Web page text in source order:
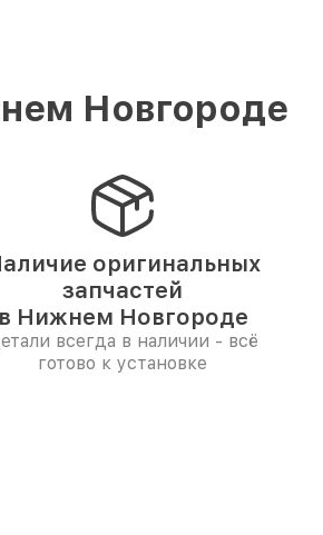
Новгороде
оригинальных
запчастей
в Нижнем Новгороде
всегда в наличии - всё
готово к установке